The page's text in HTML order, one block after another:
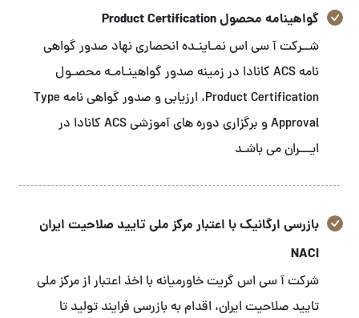
گواهینامه محصول Product Certification
شــرکت آ سی اس نمـاینـده انحصاری نهاد صدور گواهی
نامه ACS کانادا در زمینه صدور گواهینـامـه محصـول
Product Certification، ارزیابی و صدور گواهی نامه Type
Approval و برگزاری دوره های آموزشی ACS کانادا در
ایـــران می باشـد
بازرسی ارگانیک با اعتبار مرکز ملی تایید صلاحیت ایران
NACI
شرکت آ سی اس گریت خاورمیانه با اخذ اعتبار از مرکز ملی
تایید صلاحیت ایران، اقدام به بازرسی فرایند تولید تا